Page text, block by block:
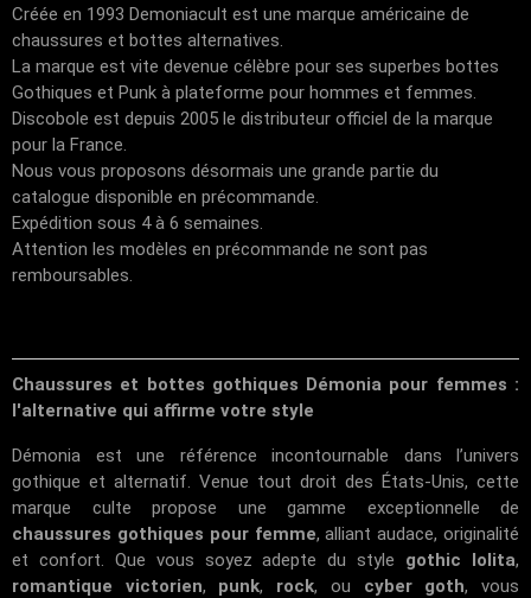
Créée en 1993 Demoniacult est une marque américaine de
chaussures et bottes alternatives.
La marque est vite devenue célèbre pour ses superbes bottes
Gothiques et Punk à plateforme pour hommes et femmes.
Discobole est depuis 2005 le distributeur officiel de la marque
pour la France.
Nous vous proposons désormais une grande partie du
catalogue disponible en précommande.
Expédition sous 4 à 6 semaines.
Attention les modèles en précommande ne sont pas
remboursables.
Chaussures et bottes gothiques Démonia pour femmes :
l'alternative qui affirme votre style
Démonia est une référence incontournable dans l’univers
gothique et alternatif. Venue tout droit des États-Unis, cette
marque culte propose une gamme exceptionnelle de
chaussures gothiques pour femme, alliant audace, originalité
et confort. Que vous soyez adepte du style gothic lolita,
romantique victorien, punk, rock, ou cyber goth, vous